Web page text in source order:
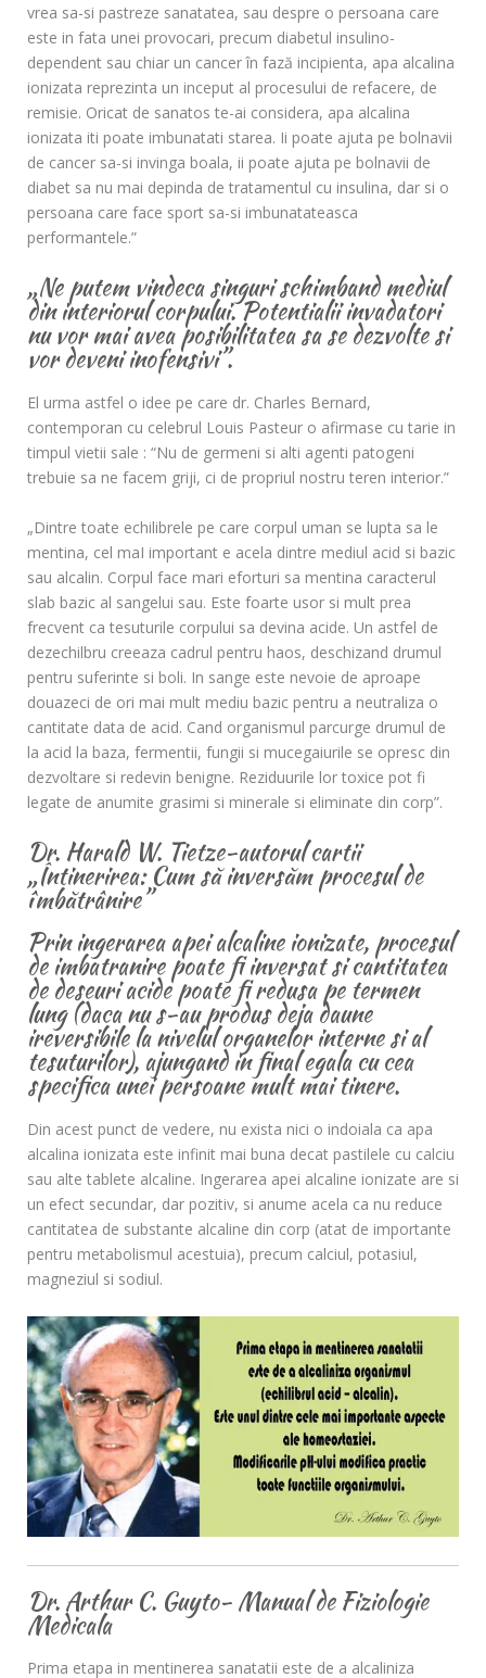
vrea sa-si pastreze sanatatea, sau despre o persoana care
este in fata unei provocari, precum diabetul insulino-
dependent sau chiar un cancer în fază incipienta, apa alcalina
ionizata reprezinta un inceput al procesului de refacere, de
remisie. Oricat de sanatos te-ai considera, apa alcalina
ionizata iti poate imbunatati starea. Ii poate ajuta pe bolnavii
de cancer sa-si invinga boala, ii poate ajuta pe bolnavii de
diabet sa nu mai depinda de tratamentul cu insulina, dar si o
persoana care face sport sa-si imbunatateasca
performantele.”
„Ne putem vindeca singuri schimband mediul
din interiorul corpului. Potentialii invadatori
nu vor mai avea posibilitatea sa se dezvolte si
vor deveni inofensivi”.
El urma astfel o idee pe care dr. Charles Bernard,
contemporan cu celebrul Louis Pasteur o afirmase cu tarie in
timpul vietii sale : “Nu de germeni si alti agenti patogeni
trebuie sa ne facem griji, ci de propriul nostru teren interior.”
„Dintre toate echilibrele pe care corpul uman se lupta sa le
mentina, cel maI important e acela dintre mediul acid si bazic
sau alcalin. Corpul face mari eforturi sa mentina caracterul
slab bazic al sangelui sau. Este foarte usor si mult prea
frecvent ca tesuturile corpului sa devina acide. Un astfel de
dezechilbru creeaza cadrul pentru haos, deschizand drumul
pentru suferinte si boli. In sange este nevoie de aproape
douazeci de ori mai mult mediu bazic pentru a neutraliza o
cantitate data de acid. Cand organismul parcurge drumul de
la acid la baza, fermentii, fungii si mucegaiurile se opresc din
dezvoltare si redevin benigne. Reziduurile lor toxice pot fi
legate de anumite grasimi si minerale si eliminate din corp”.
Dr. Harald W. Tietze-autorul cartii
„Întinerirea: Cum să inversăm procesul de
îmbătrânire”
Prin ingerarea apei alcaline ionizate, procesul
de imbatranire poate fi inversat si cantitatea
de deseuri acide poate fi redusa pe termen
lung (daca nu s-au produs deja daune
ireversibile la nivelul organelor interne si al
tesuturilor), ajungand in final egala cu cea
specifica unei persoane mult mai tinere.
Din acest punct de vedere, nu exista nici o indoiala ca apa
alcalina ionizata este infinit mai buna decat pastilele cu calciu
sau alte tablete alcaline. Ingerarea apei alcaline ionizate are si
un efect secundar, dar pozitiv, si anume acela ca nu reduce
cantitatea de substante alcaline din corp (atat de importante
pentru metabolismul acestuia), precum calciul, potasiul,
magneziul si sodiul.
Dr. Arthur C. Guyto- Manual de Fiziologie
Medicala
Prima etapa in mentinerea sanatatii este de a alcaliniza